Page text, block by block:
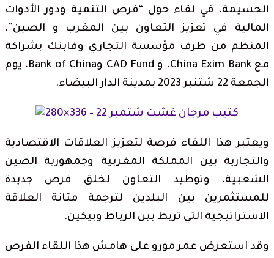
الحسيمة، في لقاء حول “فرص التنمية ودور الأدوات
المالية في تعزيز التعاون بين المغرب و الصين”،
المنظم من طرف مؤسسة التجاري وفابنك بشراكة
مع China Exim Bank، و CAD Fund وBank of China، يوم
الجمعة 22 شتنبر 2023 بمدينة الدار البيضاء.
ويعتبر هذا اللقاء فرصة لتعزيز العلاقات الاقتصادية
والتجارية بين المملكة المغربية وجمهورية الصين
الشعبية، وتوطيد التعاون لخلق فرص جديدة
للمستثمرين بين البلدين لترجمة متانة العلاقة
الاستراتيجية التي تربط بين الرباط وبيكين.
وقد استعرض عمر مورو على هامش هذا اللقاء الفرص